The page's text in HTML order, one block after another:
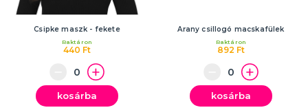
Gyermekparti
Tematikus bulik
Bálszezon 2025
Babazuhany, baba születése
Születésnapi parti
Születésnapi évfordulók
Házassági évforduló
Tematikus gyerekbulik
Tematikus bulik felnőtteknek
Partik és ünnepségek szín szerint
TÖBB KATEGÓRIA
Csipke maszk - fekete
440 Ft
Raktáron
kosárba
Arany csillogó macskafülek
892 Ft
Raktáron
kosárba